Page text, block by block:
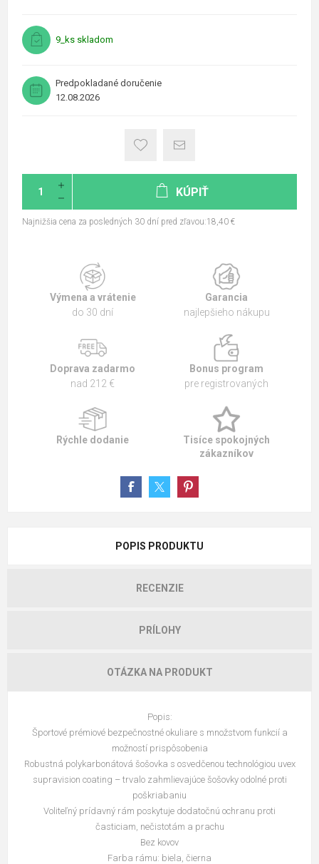
9_ks skladom
Predpokladané doručenie
12.08.2026
KÚPIŤ
Najnižšia cena za posledných 30 dní pred zľavou:18,40 €
Výmena a vrátenie
do 30 dní
Garancia
najlepšieho nákupu
Doprava zadarmo
nad 212 €
Bonus program
pre registrovaných
Rýchle dodanie
Tisíce spokojných
zákazníkov
POPIS PRODUKTU
RECENZIE
PRÍLOHY
OTÁZKA NA PRODUKT
Popis:
Športové prémiové bezpečnostné okuliare s množstvom funkcií a
možností prispôsobenia
Robustná polykarbonátová šošovka s osvedčenou technológiou uvex
supravision coating – trvalo zahmlievajúce šošovky odolné proti
poškriabaniu
Voliteľný prídavný rám poskytuje dodatočnú ochranu proti
časticiam, nečistotám a prachu
Bez kovov
Farba rámu: biela, čierna